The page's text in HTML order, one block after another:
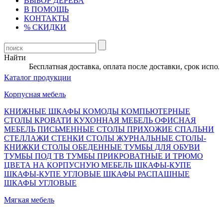
В ПОМОЩЬ
КОНТАКТЫ
% СКИДКИ
Найти
Бесплатная доставка, оплата после доставки, срок
Каталог продукции
Корпусная мебель
КНИЖНЫЕ ШКАФЫ КОМОДЫ КОМПЬЮТЕРНЫЕ
СТОЛЫ КРОВАТИ КУХОННАЯ МЕБЕЛЬ ОФИСНАЯ
МЕБЕЛЬ ПИСЬМЕННЫЕ СТОЛЫ ПРИХОЖИЕ СПАЛЬНИ
СТЕЛЛАЖИ СТЕНКИ СТОЛЫ ЖУРНАЛЬНЫЕ СТОЛЫ-
КНИЖКИ СТОЛЫ ОБЕДЕННЫЕ ТУМБЫ ДЛЯ ОБУВИ
ТУМБЫ ПОД ТВ ТУМБЫ ПРИКРОВАТНЫЕ И ТРЮМО
ЦВЕТА НА КОРПУСНУЮ МЕБЕЛЬ ШКАФЫ-КУПЕ
ШКАФЫ-КУПЕ УГЛОВЫЕ ШКАФЫ РАСПАШНЫЕ
ШКАФЫ УГЛОВЫЕ
Мягкая мебель